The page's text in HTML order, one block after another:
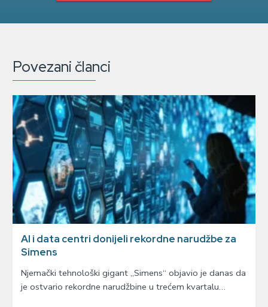
Povezani članci
AI i data centri donijeli rekordne narudžbe za
Simens
Njemački tehnološki gigant „Simens“ objavio je danas da
je ostvario rekordne narudžbine u trećem kvartalu…